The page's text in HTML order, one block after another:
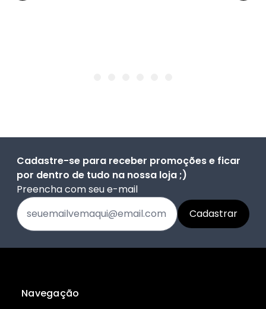
Cadastre-se para receber promoções e ficar
por dentro de tudo na nossa loja ;)
Preencha com seu e-mail
Navegação